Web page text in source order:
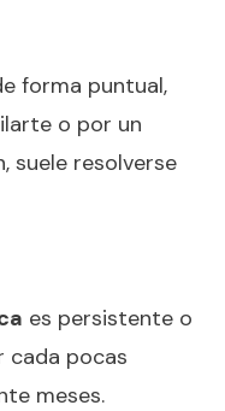
forma puntual,
o por un
suele resolverse
es persistente o
cada pocas
meses.